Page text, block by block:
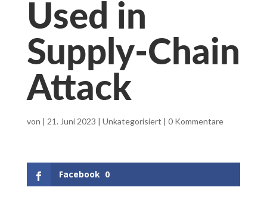
Used in
Supply-Chain
Attack
von | 21. Juni 2023 | Unkategorisiert | 0 Kommentare
Facebook 0